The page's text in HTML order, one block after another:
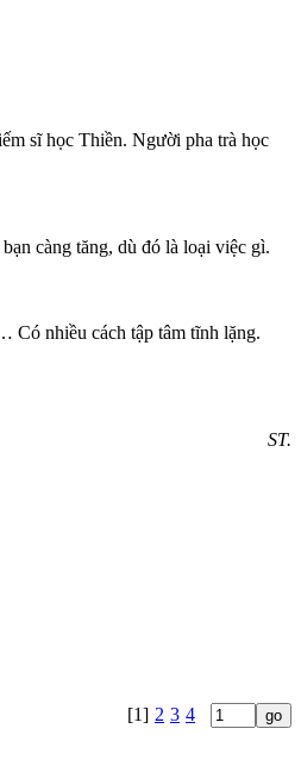
sĩ học Thiền. Người pha trà học
càng tăng, dù đó là loại việc gì.
Có nhiều cách tập tâm tĩnh lặng.
ST.
[1] 2 3 4